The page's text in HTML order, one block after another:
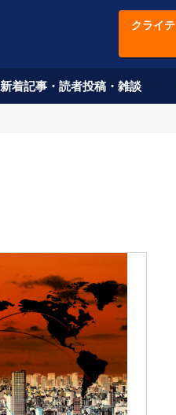
クライ
新着記事・読者投稿・雑談